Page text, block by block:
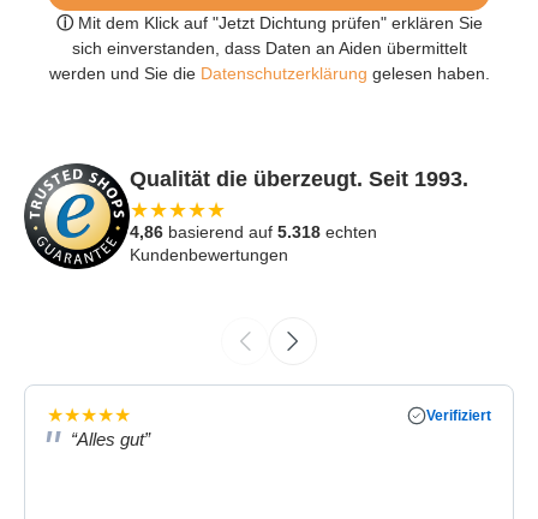
ⓘ Mit dem Klick auf "Jetzt Dichtung prüfen" erklären Sie
sich einverstanden, dass Daten an Aiden übermittelt
werden und Sie dieDatenschutzerklärung gelesen haben.
Qualität die überzeugt. Seit 1993.
★★★★★
4,86 basierend auf 5.318 echten
Kundenbewertungen
★★★★★ Verifiziert
“Alles gut”